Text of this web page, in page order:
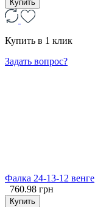
Купить
Купить в 1 клик
Задать вопрос?
Фалка 24-13-12 венге
760.98 грн
Купить